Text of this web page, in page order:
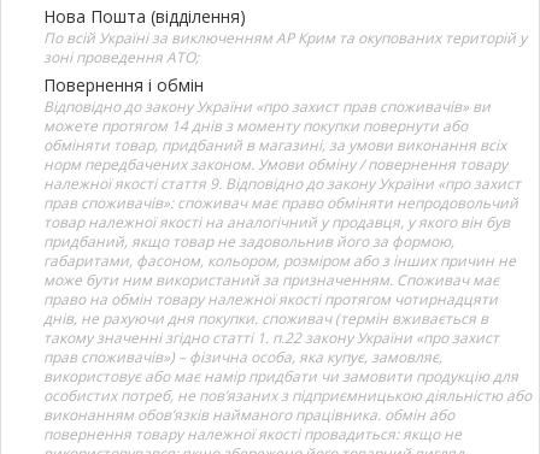
Нова Пошта (відділення)
По всій Україні за виключенням АР Крим та окупованих територій у
зоні проведення АТО;
Повернення і обмін
Відповідно до закону України «про захист прав споживачів» ви
можете протягом 14 днів з моменту покупки повернути або
обміняти товар, придбаний в магазині, за умови виконання всіх
норм передбачених законом. Умови обміну / повернення товару
належної якості стаття 9. Відповідно до закону України «про захист
прав споживачів»: споживач має право обміняти непродовольчий
товар належної якості на аналогічний у продавця, у якого він був
придбаний, якщо товар не задовольнив його за формою,
габаритами, фасоном, кольором, розміром або з інших причин не
може бути ним використаний за призначенням. Споживач має
право на обмін товару належної якості протягом чотирнадцяти
днів, не рахуючи дня покупки. споживач (термін вживається в
такому значенні згідно статті 1. п.22 закону України «про захист
прав споживачів») – фізична особа, яка купує, замовляє,
використовує або має намір придбати чи замовити продукцію для
особистих потреб, не пов’язаних з підприємницькою діяльністю або
виконанням обов’язків найманого працівника. обмін або
повернення товару належної якості провадиться: якщо не